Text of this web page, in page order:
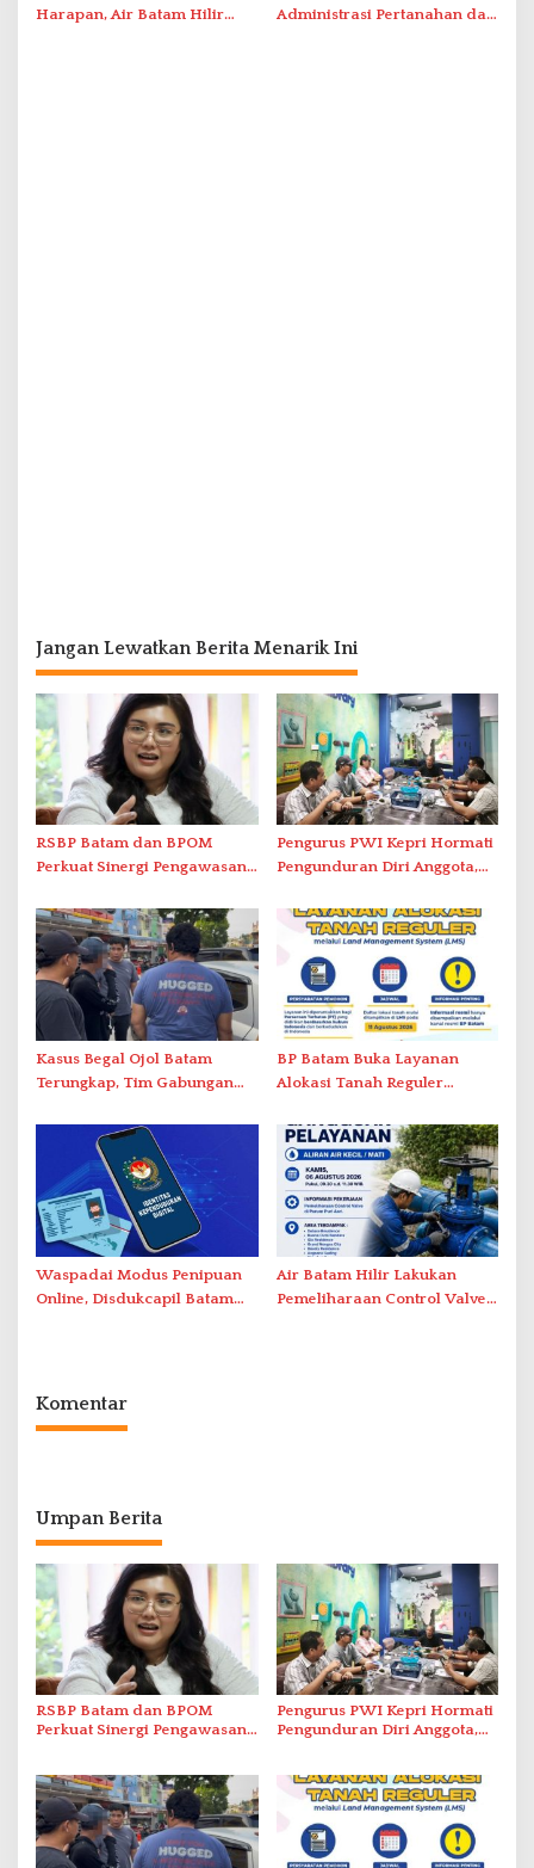
Harapan, Air Batam Hilir
Administrasi Pertanahan dan
Jangan Lewatkan Berita Menarik Ini
RSBP Batam dan BPOM
Perkuat Sinergi Pengawasan
Pelayanan Kefarmasian
Pengurus PWI Kepri Hormati
Pengunduran Diri Anggota,
Administrasi ke Pusat
Kasus Begal Ojol Batam
Terungkap, Tim Gabungan
Simpang Dam
BP Batam Buka Layanan
Alokasi Tanah Reguler
Waspadai Modus Penipuan
Online, Disdukcapil Batam
Air Batam Hilir Lakukan
Pemeliharaan Control Valve,
Komentar
Umpan Berita
RSBP Batam dan BPOM
Perkuat Sinergi Pengawasan
Pengurus PWI Kepri Hormati
Pengunduran Diri Anggota,